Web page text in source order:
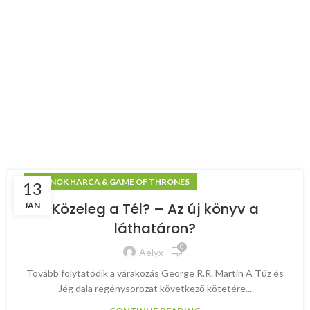
13
JAN
TRÓNOK HARCA & GAME OF THRONES
Közeleg a Tél? – Az új könyv a
láthatáron?
Aelyx 0
Tovább folytatódik a várakozás George R.R. Martin A Tűz és
Jég dala regénysorozat következő kötetére...